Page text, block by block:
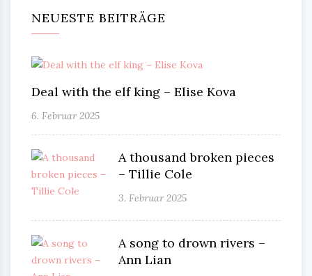
NEUESTE BEITRÄGE
Deal with the elf king – Elise Kova
6. Februar 2025
A thousand broken pieces
– Tillie Cole
3. Februar 2025
A song to drown rivers –
Ann Lian